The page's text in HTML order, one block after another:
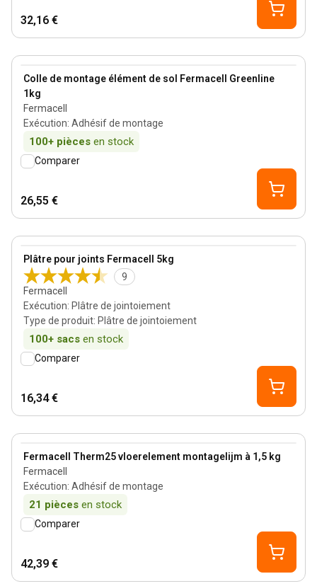
32,16 €
Colle de montage élément de sol Fermacell Greenline
1kg
Fermacell
Exécution: Adhésif de montage
100+ pièces en stock
View product
Comparer
26,55 €
Plâtre pour joints Fermacell 5kg
9
Fermacell
Exécution: Plâtre de jointoiement
Type de produit: Plâtre de jointoiement
100+ sacs en stock
View product
Comparer
16,34 €
Fermacell Therm25 vloerelement montagelijm à 1,5 kg
Fermacell
Exécution: Adhésif de montage
21 pièces en stock
View product
Comparer
42,39 €